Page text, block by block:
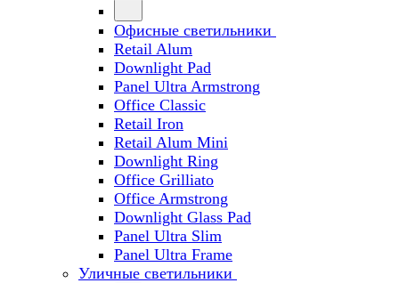
Офисные светильники
Retail Alum
Downlight Pad
Panel Ultra Armstrong
Office Classic
Retail Iron
Retail Alum Mini
Downlight Ring
Office Grilliato
Office Armstrong
Downlight Glass Pad
Panel Ultra Slim
Panel Ultra Frame
Уличные светильники